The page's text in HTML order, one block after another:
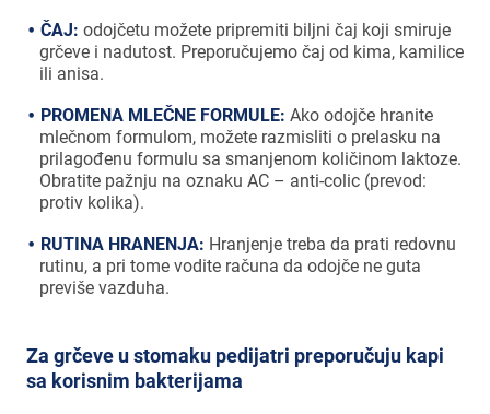
ČAJ: odojčetu možete pripremiti biljni čaj koji smiruje
grčeve i nadutost. Preporučujemo čaj od kima, kamilice
ili anisa.
PROMENA MLEČNE FORMULE: Ako odojče hranite
mlečnom formulom, možete razmisliti o prelasku na
prilagođenu formulu sa smanjenom količinom laktoze.
Obratite pažnju na oznaku AC – anti-colic (prevod:
protiv kolika).
RUTINA HRANENJA: Hranjenje treba da prati redovnu
rutinu, a pri tome vodite računa da odojče ne guta
previše vazduha.
Za grčeve u stomaku pedijatri preporučuju kapi
sa korisnim bakterijama